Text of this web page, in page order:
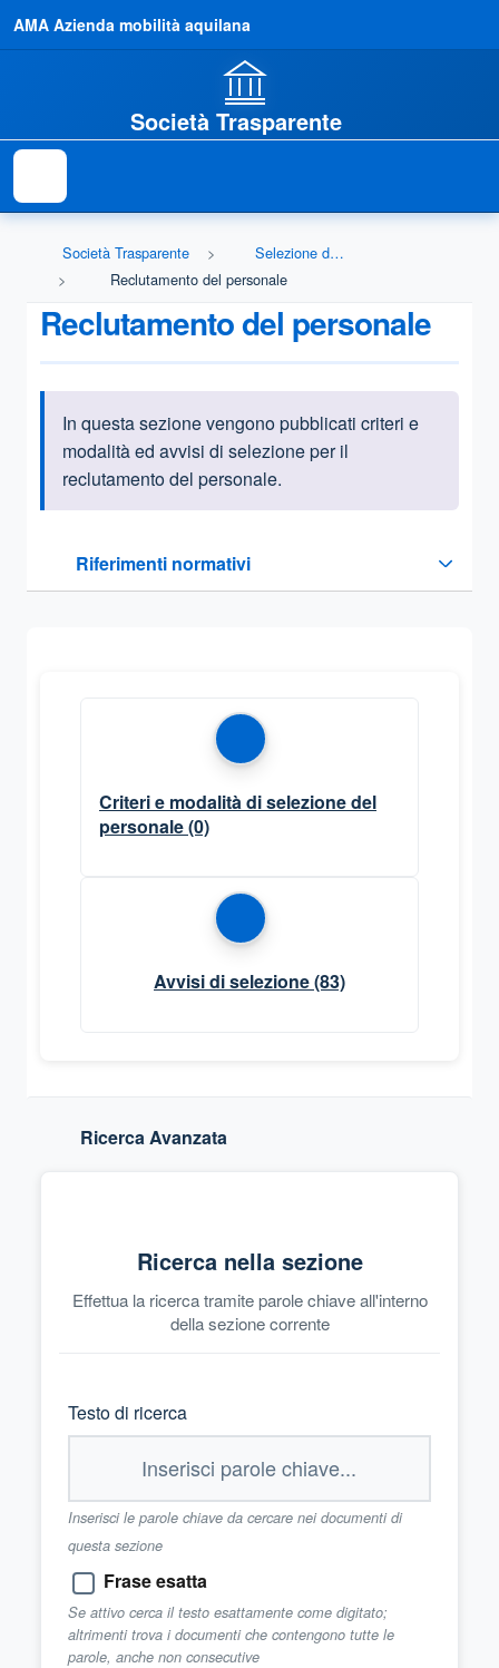
AMA Azienda mobilità aquilana
Società Trasparente
Società Trasparente
Selezione del personale
Reclutamento del personale
Reclutamento del personale
Informazioni introduttive
In questa sezione vengono pubblicati criteri e
modalità ed avvisi di selezione per il
reclutamento del personale.
Riferimenti normativi
Sezione compressa
Criteri e modalità di selezione del
personale(0)
Avvisi di selezione(83)
Ricerca Avanzata
Ricerca nella sezione
Effettua la ricerca tramite parole chiave all'interno
della sezione corrente
Testo di ricerca
Inserisci le parole chiave da cercare nei documenti di
questa sezione
Frase esatta
Se attivo cerca il testo esattamente come digitato;
altrimenti trova i documenti che contengono tutte le
parole, anche non consecutive